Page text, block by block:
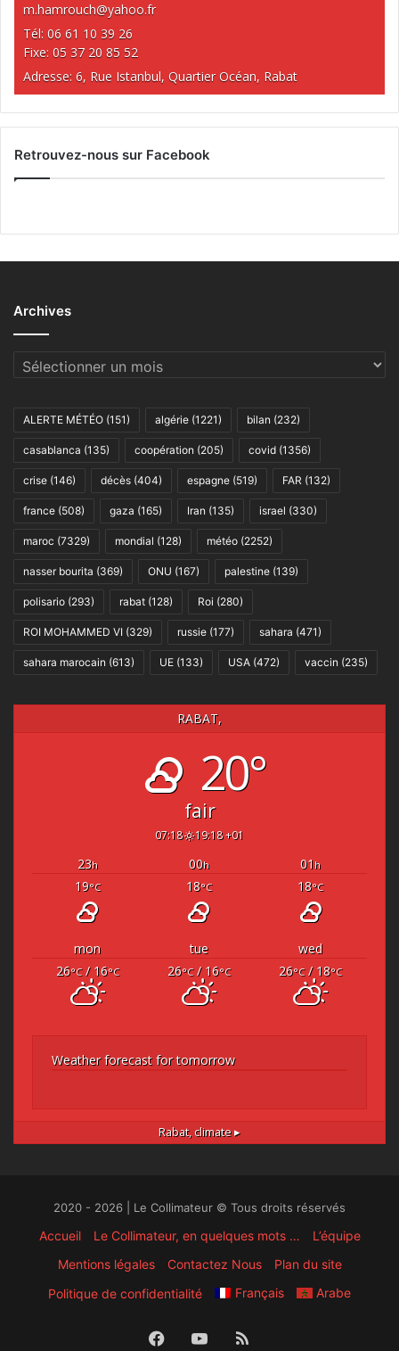
m.hamrouch@yahoo.fr
Tél: 06 61 10 39 26
Fixe: 05 37 20 85 52
Adresse: 6, Rue Istanbul, Quartier Océan, Rabat
Retrouvez-nous sur Facebook
Archives
Archives
ALERTE MÉTÉO (151) algérie (1221) bilan (232)
casablanca (135) coopération (205) covid (1356)
crise (146) décès (404) espagne (519) FAR (132)
france (508) gaza (165) Iran (135) israel (330)
maroc (7329) mondial (128) météo (2252)
nasser bourita (369) ONU (167) palestine (139)
polisario (293) rabat (128) Roi (280)
ROI MOHAMMED VI (329) russie (177) sahara (471)
sahara marocain (613) UE (133) USA (472) vaccin (235)
RABAT,
20°
fair
07:18 19:18 +01
23h 00h 01 h
19°C 18°C 18°C
mon tue
wed
26°C/ 16°C 26°C/ 16°C 26°C/ 18°C
Weather forecast for tomorrow
Rabat, climate ▸
2020 - 2026 | Le Collimateur © Tous droits réservés
Accueil Le Collimateur, en quelques mots …
L’équipe
Mentions légales
Contactez Nous
Plan du site
Politique de confidentialité
Français Arabe
FacebookYouTube